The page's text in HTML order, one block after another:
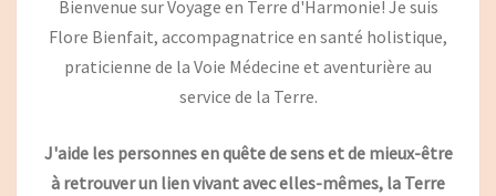
Bienvenue sur Voyage en Terre d'Harmonie! Je suis
Flore Bienfait, accompagnatrice en santé holistique,
praticienne de la Voie Médecine et aventurière au
service de la Terre.
J'aide les personnes en quête de sens et de mieux-être
à retrouver un lien vivant avec elles-mêmes, la Terre